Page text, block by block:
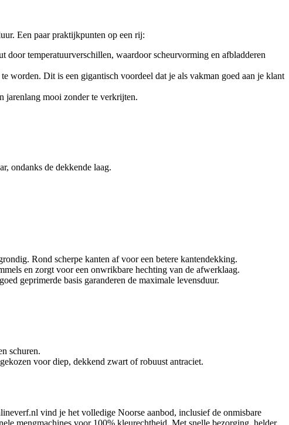
Een paar praktijkpunten op een rij:
temperatuurverschillen, waardoor scheurvorming en afbladderen
worden. Dit is een gigantisch voordeel dat je als vakman goed aan je klant
jarenlang mooi zonder te verkrijten.
ondanks de dekkende laag.
Rond scherpe kanten af voor een betere kantendekking.
en zorgt voor een onwrikbare hechting van de afwerklaag.
geprimerde basis garanderen de maximale levensduur.
schuren.
voor diep, dekkend zwart of robuust antraciet.
vind je het volledige Noorse aanbod, inclusief de onmisbare
mengmachines voor 100% kleurechtheid. Met snelle bezorging, helder